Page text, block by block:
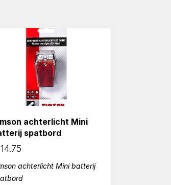
achterlicht Mini
spatbord
14.75
achterlicht Mini batterij